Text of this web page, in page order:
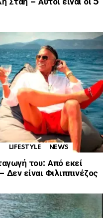
Comments
LIFESTYLE NEWS
του: Από εκεί
Δεν είναι Φιλιππινέζος